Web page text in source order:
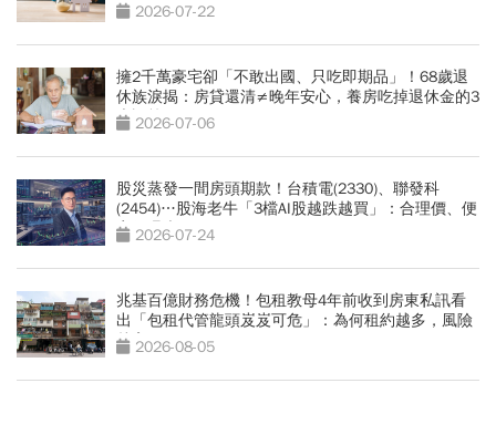
決定2026-07-22
擁2千萬豪宅卻「不敢出國、只吃即期品」！68歲退
休族淚揭：房貸還清≠晚年安心，養房吃掉退休金的3
大誤算
2026-07-06
股災蒸發一間房頭期款！台積電(2330)、聯發科
(2454)…股海老牛「3檔AI股越跌越買」：合理價、便
宜價曝光
2026-07-24
兆基百億財務危機！包租教母4年前收到房東私訊看
出「包租代管龍頭岌岌可危」：為何租約越多，風險
越高？
2026-08-05